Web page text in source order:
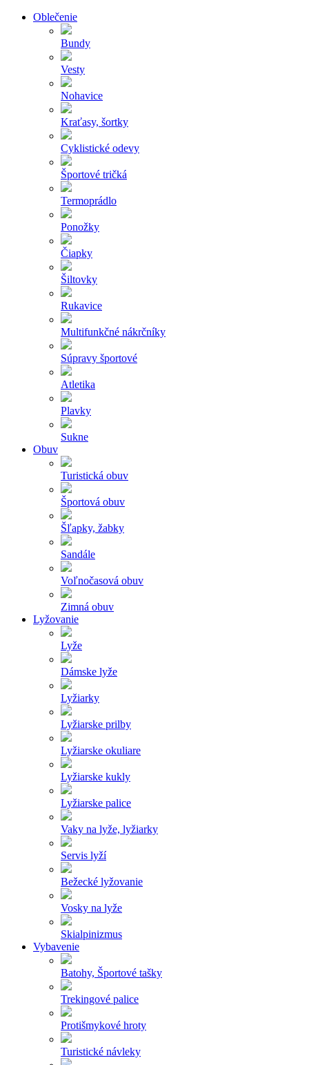
Oblečenie
Bundy
Vesty
Nohavice
Kraťasy, šortky
Cyklistické odevy
Športové tričká
Termoprádlo
Ponožky
Čiapky
Šiltovky
Rukavice
Multifunkčné nákrčníky
Súpravy športové
Atletika
Plavky
Sukne
Obuv
Turistická obuv
Športová obuv
Šľapky, žabky
Sandále
Voľnočasová obuv
Zimná obuv
Lyžovanie
Lyže
Dámske lyže
Lyžiarky
Lyžiarske prilby
Lyžiarske okuliare
Lyžiarske kukly
Lyžiarske palice
Vaky na lyže, lyžiarky
Servis lyží
Bežecké lyžovanie
Vosky na lyže
Skialpinizmus
Vybavenie
Batohy, Športové tašky
Trekingové palice
Protišmykové hroty
Turistické návleky